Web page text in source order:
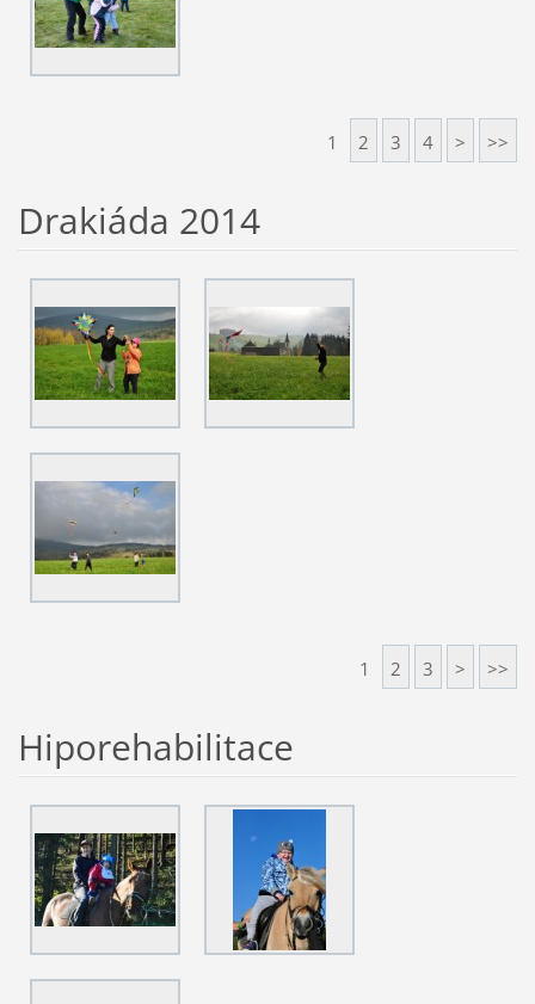
1 2 3 4 > >>
Drakiáda 2014
1 2 3 > >>
Hiporehabilitace